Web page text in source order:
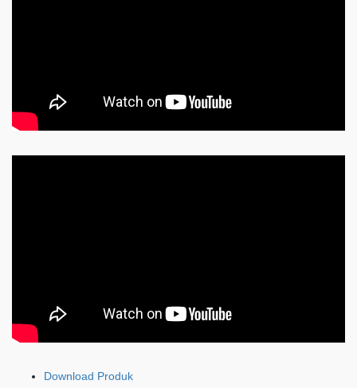
Download Produk